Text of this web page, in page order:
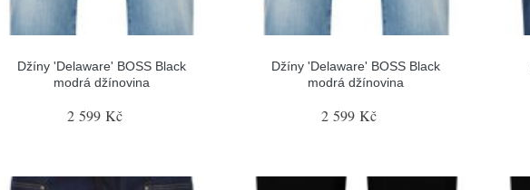
Džíny 'Delaware' BOSS Black
modrá džínovina
2 599 Kč
Džíny 'Delaware' BOSS Black
modrá džínovina
2 599 Kč